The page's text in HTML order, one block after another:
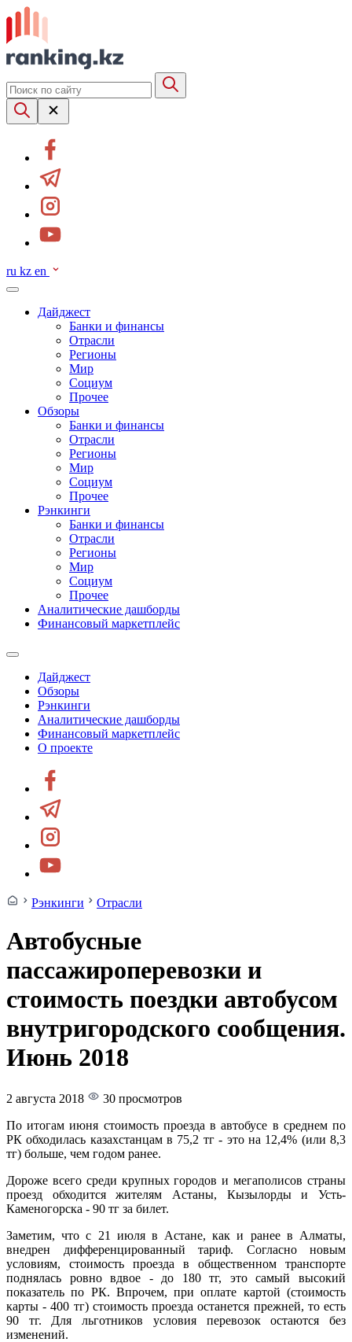
ru kz en
Дайджест
Банки и финансы
Отрасли
Регионы
Мир
Социум
Прочее
Обзоры
Банки и финансы
Отрасли
Регионы
Мир
Социум
Прочее
Рэнкинги
Банки и финансы
Отрасли
Регионы
Мир
Социум
Прочее
Аналитические дашборды
Финансовый маркетплейс
Дайджест
Обзоры
Рэнкинги
Аналитические дашборды
Финансовый маркетплейс
О проекте
Рэнкинги Отрасли
Автобусные
пассажироперевозки и
стоимость поездки автобусом
внутригородского сообщения.
Июнь 2018
2 августа 2018
30 просмотров
По итогам июня стоимость проезда в автобусе в среднем по
РК обходилась казахстанцам в 75,2 тг - это на 12,4% (или 8,3
тг) больше, чем годом ранее.
Дороже всего среди крупных городов и мегаполисов страны
проезд обходится жителям Астаны, Кызылорды и Усть-
Каменогорска - 90 тг за билет.
Заметим, что с 21 июля в Астане, как и ранее в Алматы,
внедрен дифференцированный тариф. Согласно новым
условиям, стоимость проезда в общественном транспорте
поднялась ровно вдвое - до 180 тг, это самый высокий
показатель по РК. Впрочем, при оплате картой (стоимость
карты - 400 тг) стоимость проезда останется прежней, то есть
90 тг. Для льготников условия перевозок остаются без
изменений.